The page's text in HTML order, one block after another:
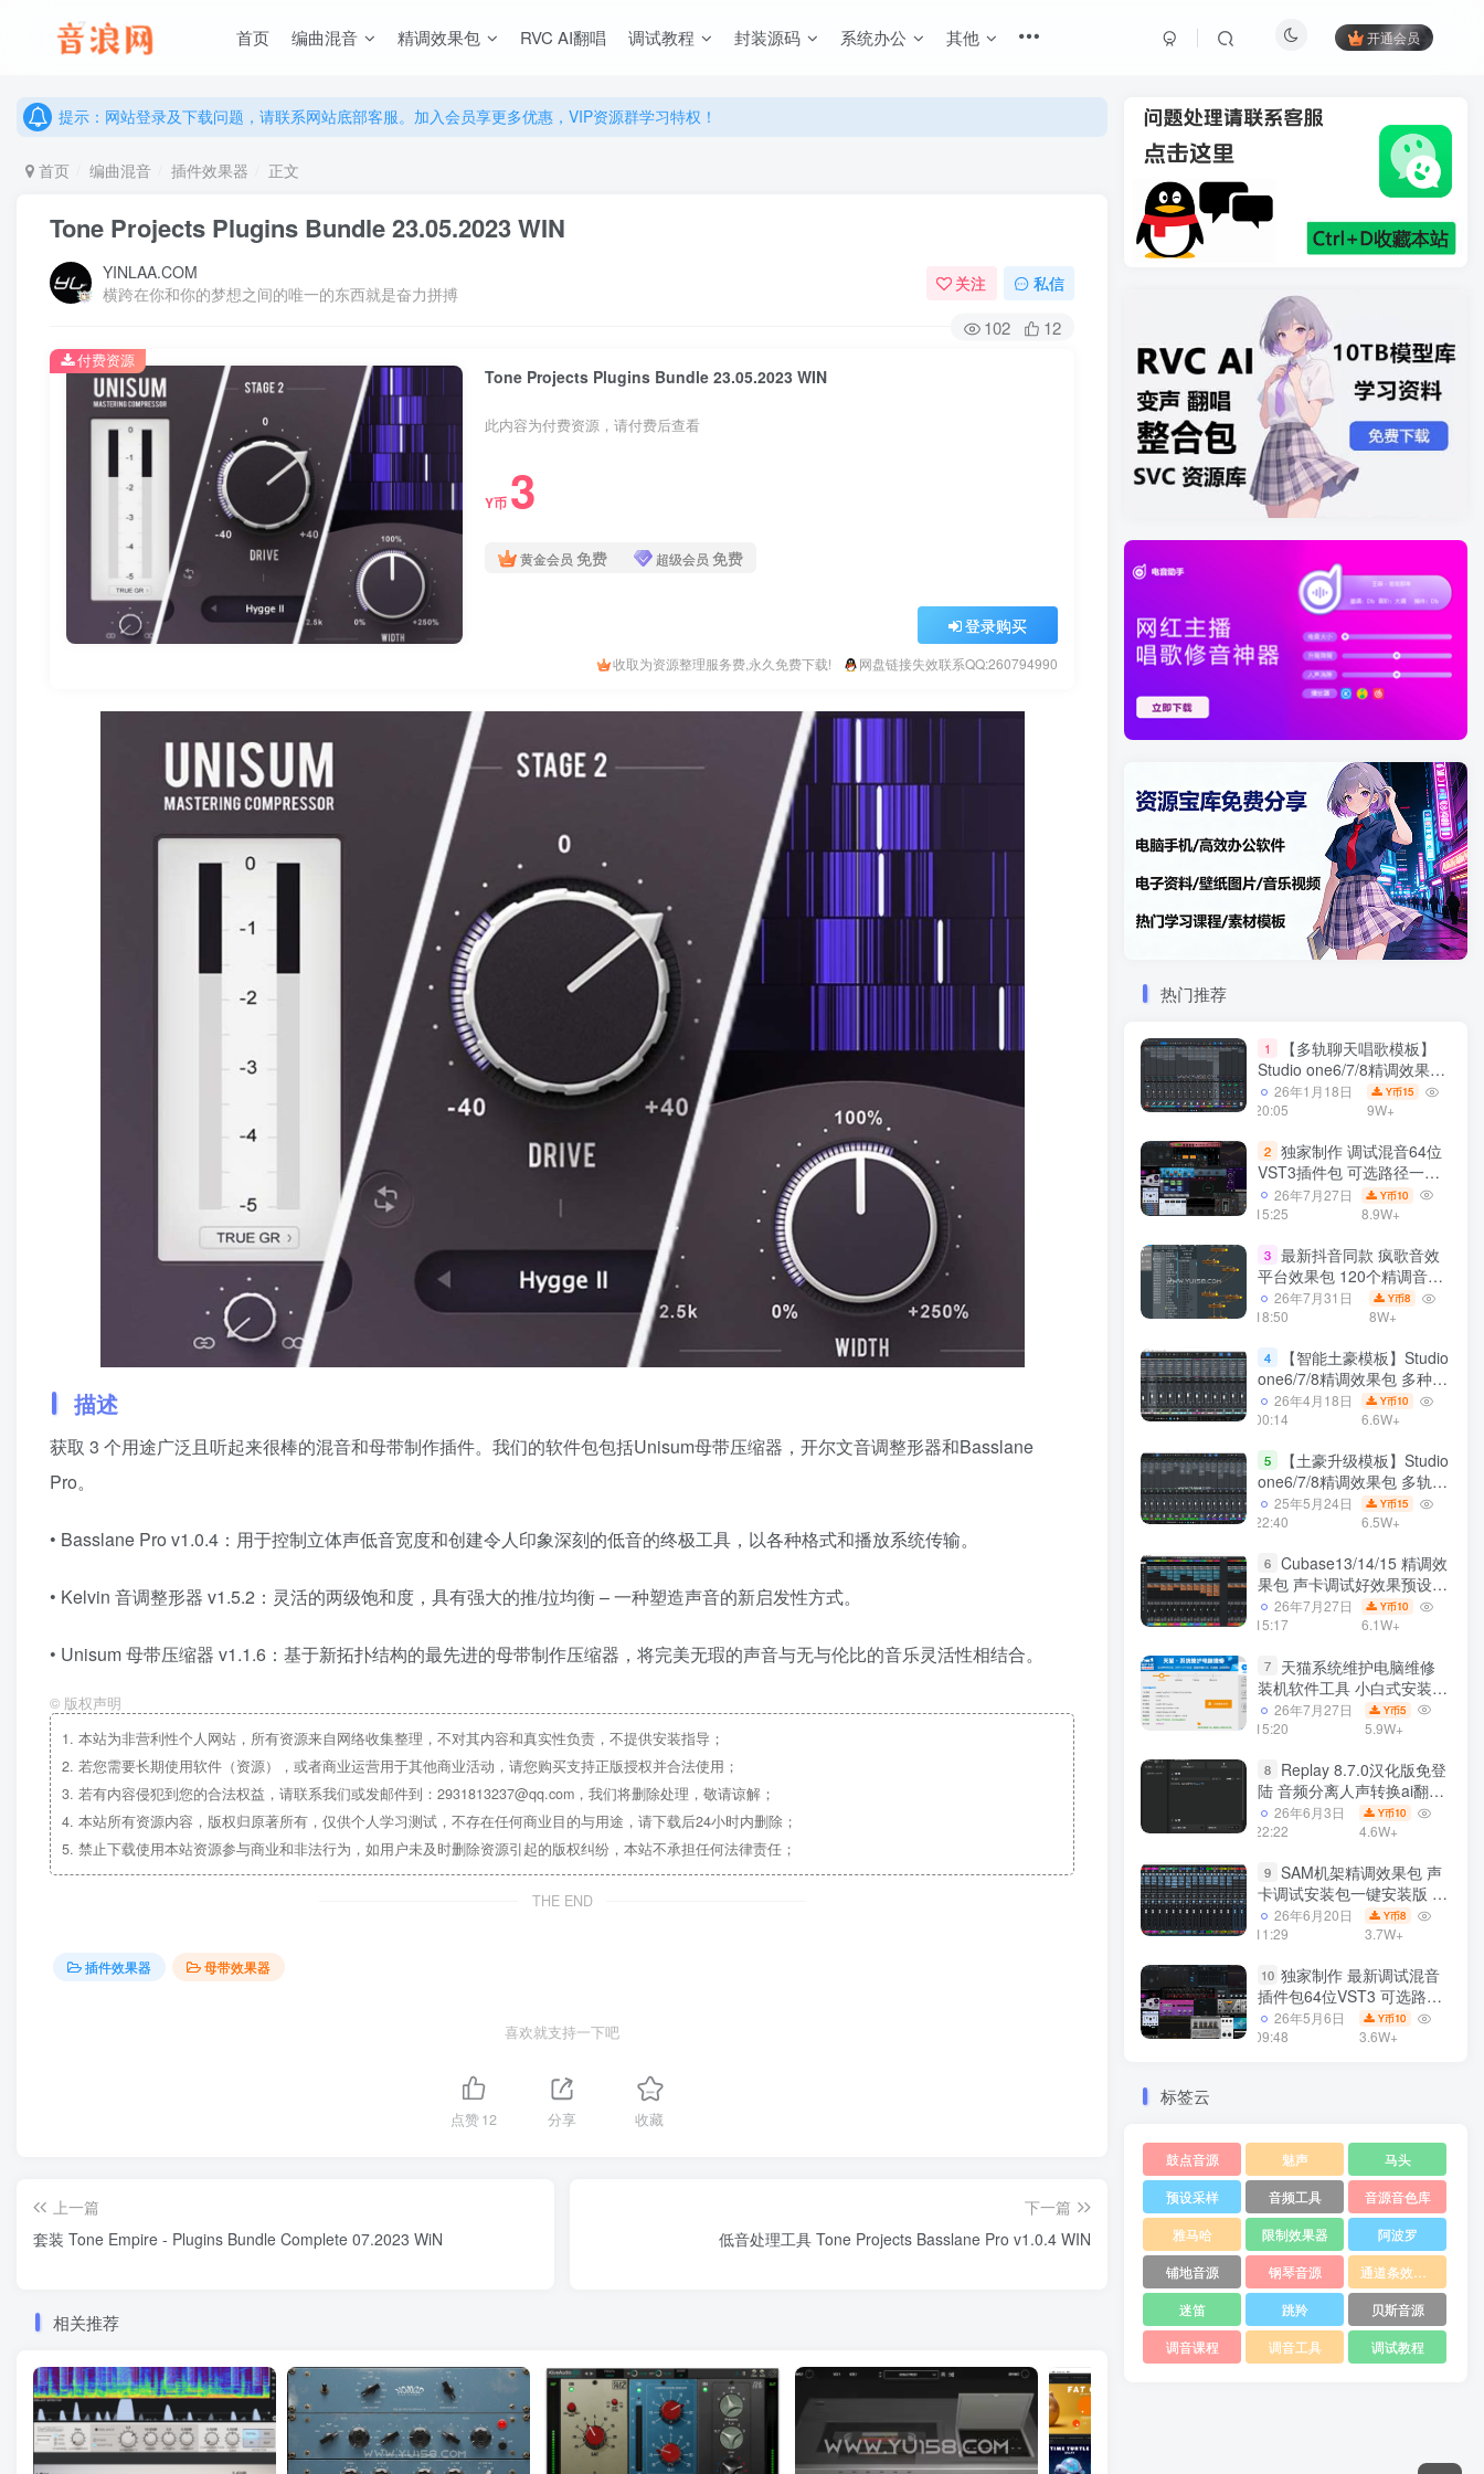
首页 编曲混音 精调效果包 RVC AI翻唱 调试教程 封装源码 系统办公 其他 开通会员
提示：网站登录及下载问题，请联系网站底部客服。加入会员享更多优惠，VIP资源群学习特权！
提示：网站登录及下载问题，请联系网站底部客服。加入会员享更多优惠，VIP资源群学习特权！
首页 编曲混音 插件效果器 正文
Tone Projects Plugins Bundle 23.05.2023 WIN
YINLAA.COM
横跨在你和你的梦想之间的唯一的东西就是奋力拼搏
关注 私信
102 12
Tone Projects Plugins Bundle 23.05.2023 WIN
此内容为付费资源，请付费后查看
Y币 3
黄金会员 免费 超级会员 免费
登录购买
收取为资源整理服务费,永久免费下载! 网盘链接失效联系QQ:260794990
付费资源
描述
获取 3 个用途广泛且听起来很棒的混音和母带制作插件。我们的软件包包括Unisum母带压缩器，开尔文音调整形器和Basslane
Pro。
• Basslane Pro v1.0.4：用于控制立体声低音宽度和创建令人印象深刻的低音的终极工具，以各种格式和播放系统传输。
• Kelvin 音调整形器 v1.5.2：灵活的两级饱和度，具有强大的推/拉均衡 – 一种塑造声音的新启发性方式。
• Unisum 母带压缩器 v1.1.6：基于新拓扑结构的最先进的母带制作压缩器，将完美无瑕的声音与无与伦比的音乐灵活性相结合。
© 版权声明
1. 本站为非营利性个人网站，所有资源来自网络收集整理，不对其内容和真实性负责，不提供安装指导；
2. 若您需要长期使用软件（资源），或者商业运营用于其他商业活动，请您购买支持正版授权并合法使用；
3. 若有内容侵犯到您的合法权益，请联系我们或发邮件到：2931813237@qq.com，我们将删除处理，敬请谅解；
4. 本站所有资源内容，版权归原著所有，仅供个人学习测试，不存在任何商业目的与用途，请下载后24小时内删除；
5. 禁止下载使用本站资源参与商业和非法行为，如用户未及时删除资源引起的版权纠纷，本站不承担任何法律责任；
THE END
插件效果器 母带效果器
喜欢就支持一下吧
点赞12 分享 收藏
上一篇
套装 Tone Empire - Plugins Bundle Complete 07.2023 WiN
下一篇
低音处理工具 Tone Projects Basslane Pro v1.0.4 WIN
相关推荐
热门推荐
1
【多轨聊天唱歌模板】
Studio one6/7/8精调效果包
多种效果模式 声卡调试好直
播预设模板
26年1月18日
20:05
Y币15
9W+
2 独家制作 调试混音64位
VST3插件包 可选路径一键
安装600个效果器合集v2.0
WiN 支持定制
26年7月27日
15:25
Y币10
8.9W+
3 最新抖音同款 疯歌音效
平台效果包 120个精调音效
包+软件自带170个音效
+600个插件 带安装教程全
26年7月31日
18:50
Y币8
8W+
4
【智能土豪模板】Studio
one6/7/8精调效果包 多种效
果模式可选 声卡调试好预设
模板 带插件全套文件
26年4月18日
00:14
Y币10
6.6W+
5
【土豪升级模板】Studio
one6/7/8精调效果包 多轨道
效果模式可选 声卡调试好预
设模板 带插件全套文件
25年5月24日
22:40
Y币15
6.5W+
6 Cubase13/14/15 精调效
果包 声卡调试好效果预设工
程模板 带插件全套文件
26年7月27日
15:17
Y币10
6.1W+
7
天猫系统维护电脑维修
装机软件工具 小白式安装
完全一键安装系统 电脑系统
装机软件 一键重装系统
26年7月27日
15:20
Y币5
5.9W+
8
Replay 8.7.0汉化版免登
陆 音频分离人声转换ai翻唱
支持50系显卡 一键安装
WiN
26年6月3日
22:22
Y币10
4.6W+
9 SAM机架精调效果包 声
卡调试安装包一键安装版 带
插件包预设效果文件
26年6月20日
11:29
Y币8
3.7W+
10 独家制作 最新调试混音
插件包64位VST3 可选路径
一键安装550个效果器合集
v3.0 WiN 支持定制
26年5月6日
09:48
Y币10
3.6W+
标签云
鼓点音源 魅声
马头
预设采样
音频工具
音源音色库
雅马哈
限制效果器
阿波罗
铺地音源
钢琴音源
通道条效果器
迷笛
跳羚
贝斯音源
调音课程
调音工具 调试教程